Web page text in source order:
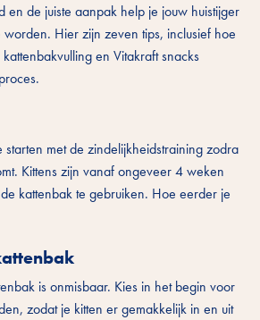
en de juiste aanpak help je jouw huistijger
Hier zijn zeven tips, inclusief hoe
en Vitakraft snacks
starten met de zindelijkheidstraining zodra
Kittens zijn vanaf ongeveer 4 weken
kattenbak te gebruiken. Hoe eerder je
is onmisbaar. Kies in het begin voor
zodat je kitten er gemakkelijk in en uit